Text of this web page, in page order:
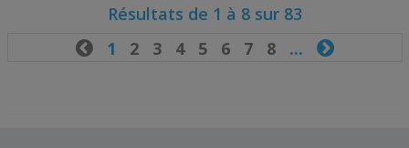
Résultats de 1 à 8 sur 83
1 2 3 4 5 6 7 8... 